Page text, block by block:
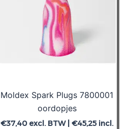
Moldex Spark Plugs 7800001
oordopjes
€37,40excl. BTW |€45,25incl.